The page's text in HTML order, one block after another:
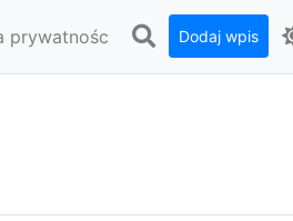
prywatnośc Dodaj wpis